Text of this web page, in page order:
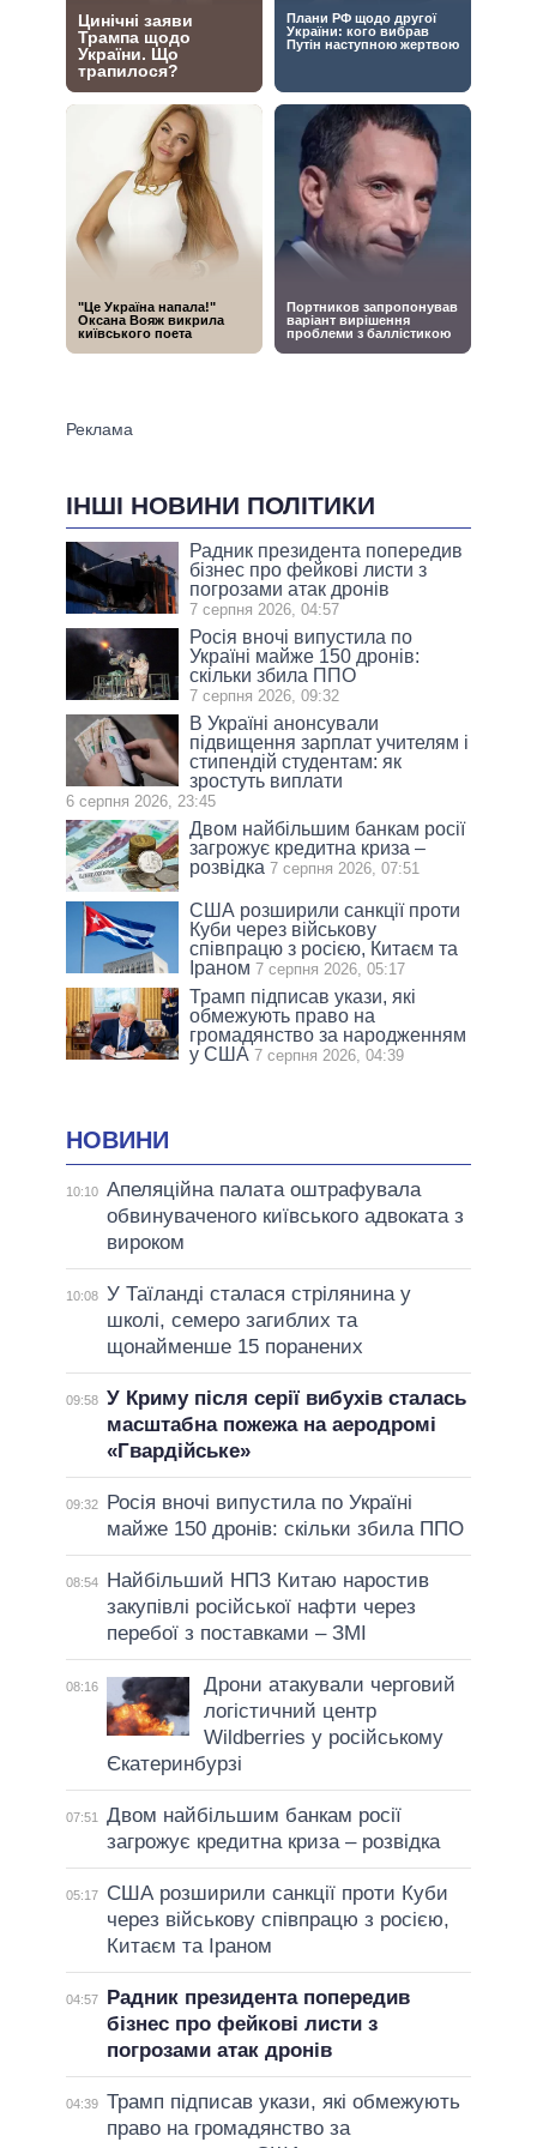
ІНШІ НОВИНИ ПОЛІТИКИ
Радник президента попередив
бізнес про фейкові листи з
погрозами атак дронів
7 серпня 2026, 04:57
Росія вночі випустила по
Україні майже 150 дронів:
скільки збила ППО
7 серпня 2026, 09:32
В Україні анонсували
підвищення зарплат учителям і
стипендій студентам: як
зростуть виплати
6 серпня 2026, 23:45
Двом найбільшим банкам росії
загрожує кредитна криза –
розвідка 7 серпня 2026, 07:51
США розширили санкції проти
Куби через військову
співпрацю з росією, Китаєм та
Іраном 7 серпня 2026, 05:17
Трамп підписав укази, які
обмежують право на
громадянство за народженням
у США 7 серпня 2026, 04:39
НОВИНИ
10:10 Апеляційна палата оштрафувала
обвинуваченого київського адвоката з
вироком
10:08 У Таїланді сталася стрілянина у
школі, семеро загиблих та
щонайменше 15 поранених
09:58 У Криму після серії вибухів сталась
масштабна пожежа на аеродромі
«Гвардійське»
09:32
Росія вночі випустила по Україні
майже 150 дронів: скільки збила ППО
08:54
Найбільший НПЗ Китаю наростив
закупівлі російської нафти через
перебої з поставками – ЗМІ
08:16
Дрони атакували черговий
логістичний центр
Wildberries у російському
Єкатеринбурзі
07:51
Двом найбільшим банкам росії
загрожує кредитна криза – розвідка
05:17
США розширили санкції проти Куби
через військову співпрацю з росією,
Китаєм та Іраном
04:57
Радник президента попередив
бізнес про фейкові листи з
погрозами атак дронів
04:39 Трамп підписав укази, які обмежують
право на громадянство за